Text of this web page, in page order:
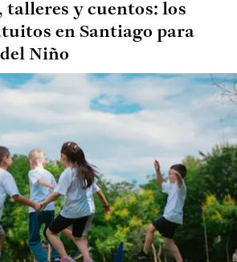
talleres y cuentos: los
en Santiago para
Niño